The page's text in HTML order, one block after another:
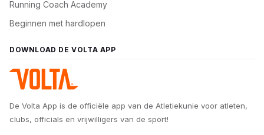
Running Coach Academy
Beginnen met hardlopen
DOWNLOAD DE VOLTA APP
De Volta App is de officiële app van de Atletiekunie voor atleten,
clubs, officials en vrijwilligers van de sport!